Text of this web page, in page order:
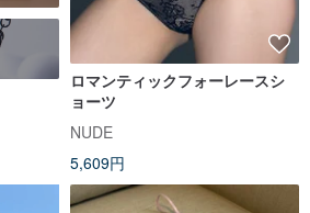
ロマンティックフォーレースシ
ョーツ
NUDE
5,609円